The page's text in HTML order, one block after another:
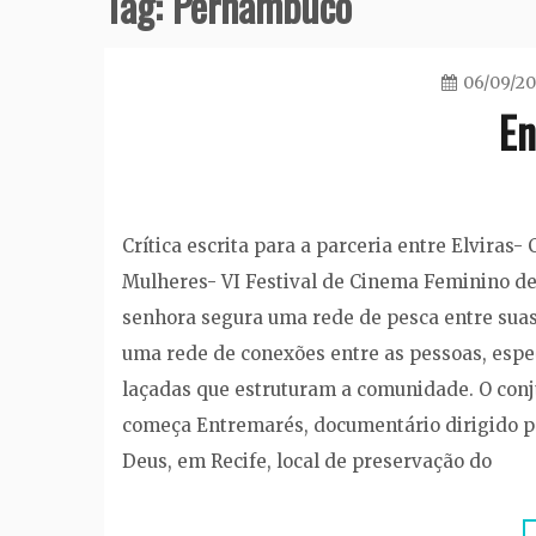
06/09/
Crítica escrita para a parceria entre Elviras-
Mulheres- VI Festival de Cinema Feminino
senhora segura uma rede de pesca entre
uma rede de conexões entre as pessoas,
laçadas que estruturam a comunidade. O
começa Entremarés, documentário dirigido
Deus, em Recife, local de preservação do